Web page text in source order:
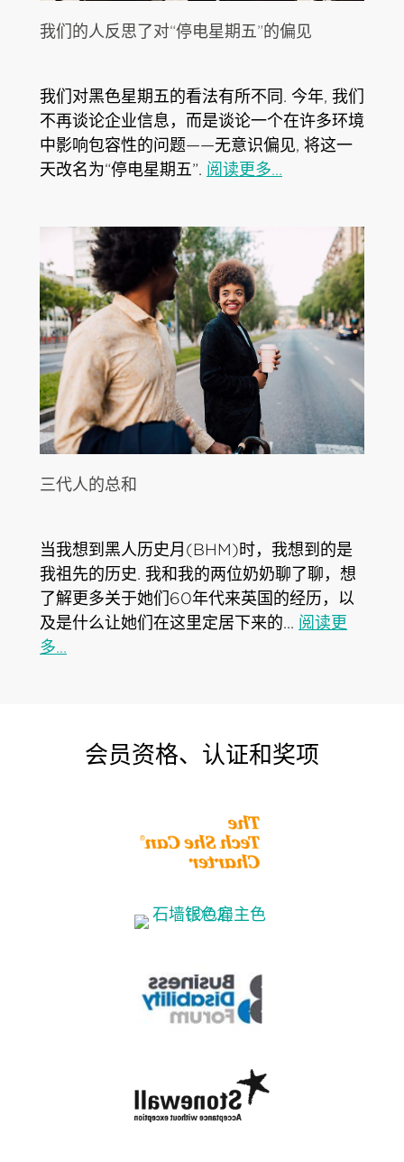
我们的人反思了对“停电星期五”的偏见
我们对黑色星期五的看法有所不同. 今年, 我们
不再谈论企业信息，而是谈论一个在许多环境
中影响包容性的问题——无意识偏见, 将这一
天改名为“停电星期五”. 阅读更多...
三代人的总和
当我想到黑人历史月(BHM)时，我想到的是
我祖先的历史. 我和我的两位奶奶聊了聊，想
了解更多关于她们60年代来英国的经历，以
及是什么让她们在这里定居下来的... 阅读更
多...
会员资格、认证和奖项